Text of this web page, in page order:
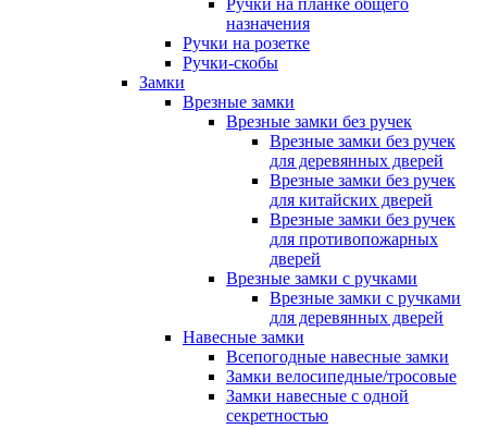
Ручки на планке общего
назначения
Ручки на розетке
Ручки-скобы
Замки
Врезные замки
Врезные замки без ручек
Врезные замки без ручек
для деревянных дверей
Врезные замки без ручек
для китайских дверей
Врезные замки без ручек
для противопожарных
дверей
Врезные замки с ручками
Врезные замки с ручками
для деревянных дверей
Навесные замки
Всепогодные навесные замки
Замки велосипедные/тросовые
Замки навесные с одной
секретностью